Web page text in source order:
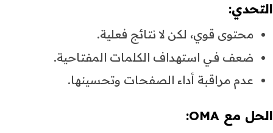
التحدي:
محتوى قوي، لكن لا نتائج فعلية.
ضعف في استهداف الكلمات المفتاحية.
عدم مراقبة أداء الصفحات وتحسينها.
الحل مع OMA: